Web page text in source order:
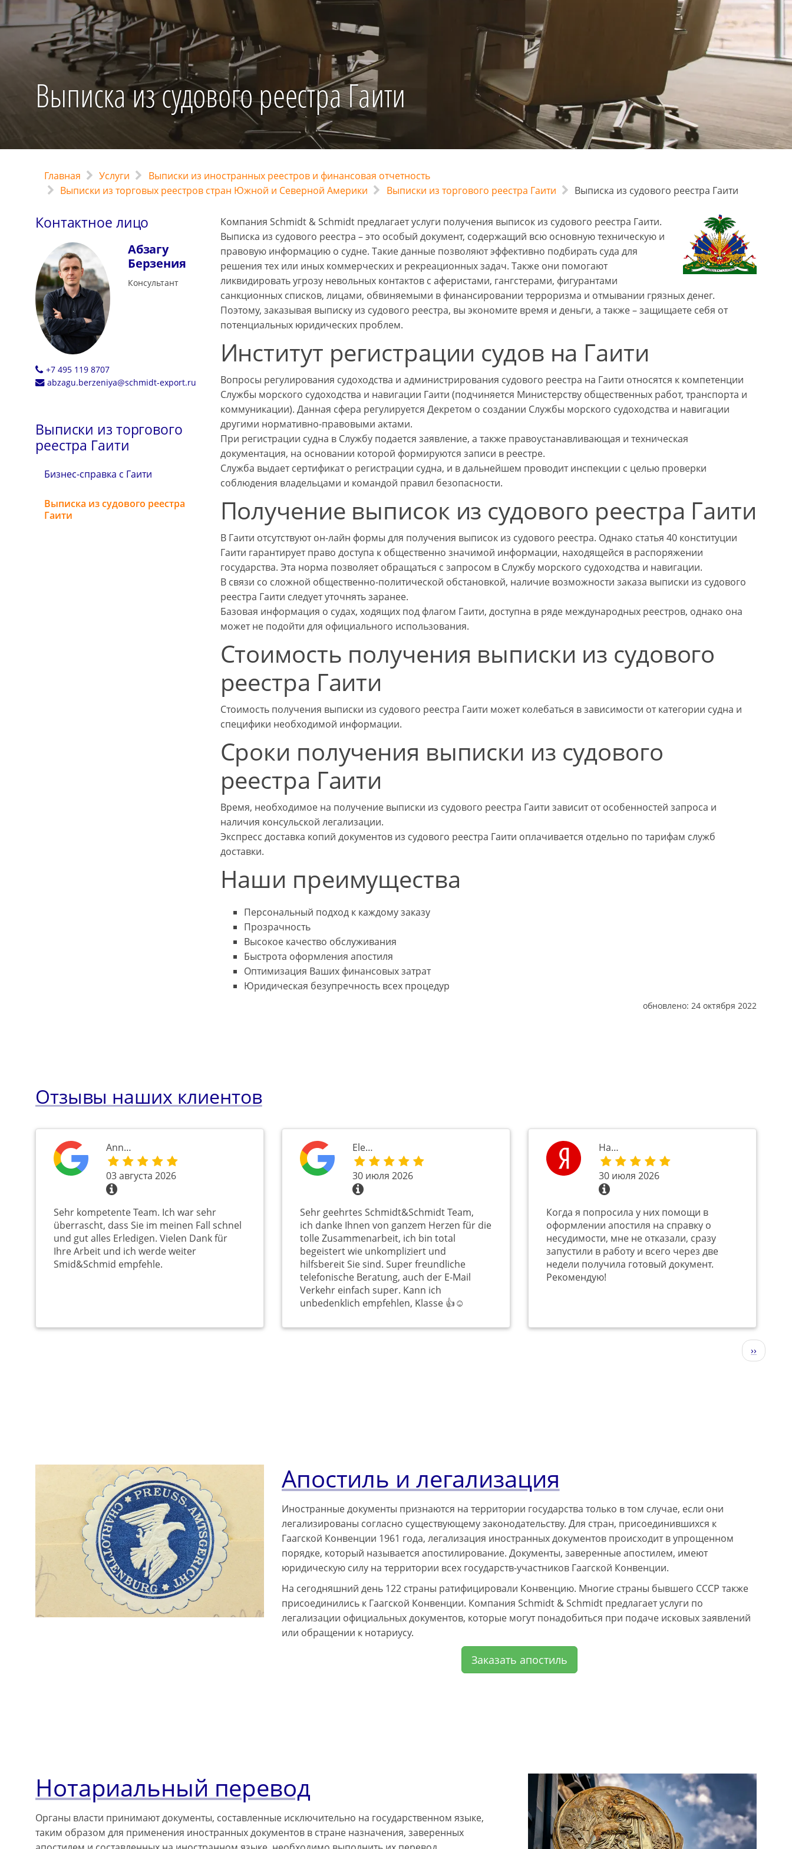
Выписка из судового реестра Гаити
Главная Услуги
Выписки из иностранных реестров и финансовая отчетность
Выписки из торговых реестров стран Южной и Северной Америки
Выписки из торгового реестра Гаити Выписка из судового реестра Гаити
Контактное лицо
Абзагу
Берзения
Консультант
+7 495 119 8707
abzagu.berzeniya@schmidt-export.ru
Выписки из торгового
реестра Гаити
Бизнес-справка с Гаити
Выписка из судового реестра
Гаити
Компания Schmidt & Schmidt предлагает услуги получения выписок из судового реестра Гаити.
Выписка из судового реестра – это особый документ, содержащий всю основную техническую и
правовую информацию о судне. Такие данные позволяют эффективно подбирать суда для
решения тех или иных коммерческих и рекреационных задач. Также они помогают
ликвидировать угрозу невольных контактов с аферистами, гангстерами, фигурантами
санкционных списков, лицами, обвиняемыми в финансировании терроризма и отмывании грязных денег.
Поэтому, заказывая выписку из судового реестра, вы экономите время и деньги, а также – защищаете себя от
потенциальных юридических проблем.
Институт регистрации судов на Гаити
Вопросы регулирования судоходства и администрирования судового реестра на Гаити относятся к компетенции
Службы морского судоходства и навигации Гаити (подчиняется Министерству общественных работ, транспорта и
коммуникации). Данная сфера регулируется Декретом о создании Службы морского судоходства и навигации
другими нормативно-правовыми актами.
При регистрации судна в Службу подается заявление, а также правоустанавливающая и техническая
документация, на основании которой формируются записи в реестре.
Служба выдает сертификат о регистрации судна, и в дальнейшем проводит инспекции с целью проверки
соблюдения владельцами и командой правил безопасности.
Получение выписок из судового реестра Гаити
В Гаити отсутствуют он-лайн формы для получения выписок из судового реестра. Однако статья 40 конституции
Гаити гарантирует право доступа к общественно значимой информации, находящейся в распоряжении
государства. Эта норма позволяет обращаться с запросом в Службу морского судоходства и навигации.
В связи со сложной общественно-политической обстановкой, наличие возможности заказа выписки из судового
реестра Гаити следует уточнять заранее.
Базовая информация о судах, ходящих под флагом Гаити, доступна в ряде международных реестров, однако она
может не подойти для официального использования.
Стоимость получения выписки из судового
реестра Гаити
Стоимость получения выписки из судового реестра Гаити может колебаться в зависимости от категории судна и
специфики необходимой информации.
Сроки получения выписки из судового
реестра Гаити
Время, необходимое на получение выписки из судового реестра Гаити зависит от особенностей запроса и
наличия консульской легализации.
Экспресс доставка копий документов из судового реестра Гаити оплачивается отдельно по тарифам служб
доставки.
Наши преимущества
Персональный подход к каждому заказу
Прозрачность
Высокое качество обслуживания
Быстрота оформления апостиля
Оптимизация Ваших финансовых затрат
Юридическая безупречность всех процедур
обновлено: 24 октября 2022
Отзывы наших клиентов
Ann…
03 августа 2026
Sehr kompetente Team. Ich war sehr
überrascht, dass Sie im meinen Fall schnel
und gut alles Erledigen. Vielen Dank für
Ihre Arbeit und ich werde weiter
Smid&Schmid empfehle.
Ele…
30 июля 2026
Sehr geehrtes Schmidt&Schmidt Team,
ich danke Ihnen von ganzem Herzen für die
tolle Zusammenarbeit, ich bin total
begeistert wie unkompliziert und
hilfsbereit Sie sind. Super freundliche
telefonische Beratung, auch der E-Mail
Verkehr einfach super. Kann ich
unbedenklich empfehlen, Klasse 👍☺️
На…
30 июля 2026
Когда я попросила у них помощи в
оформлении апостиля на справку о
несудимости, мне не отказали, сразу
запустили в работу и всего через две
недели получила готовый документ.
Рекомендую!
››
Апостиль и легализация
Иностранные документы признаются на территории государства только в том случае, если они
легализированы согласно существующему законодательству. Для стран, присоединившихся к
Гаагской Конвенции 1961 года, легализация иностранных документов происходит в упрощенном
порядке, который называется апостилирование. Документы, заверенные апостилем, имеют
юридическую силу на территории всех государств-участников Гаагской Конвенции.
На сегодняшний день 122 страны ратифицировали Конвенцию. Многие страны бывшего СССР также
присоединились к Гаагской Конвенции. Компания Schmidt & Schmidt предлагает услуги по
легализации официальных документов, которые могут понадобиться при подаче исковых заявлений
или обращении к нотариусу.
Заказать апостиль
Нотариальный перевод
Органы власти принимают документы, составленные исключительно на государственном языке,
таким образом для применения иностранных документов в стране назначения, заверенных